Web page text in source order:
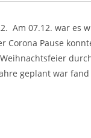
Am 07.12. war es
Corona Pause
geplant war